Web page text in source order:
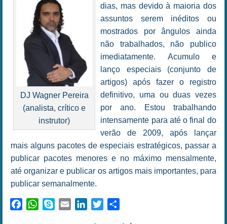
DJ Wagner Pereira
(analista, crítico e
instrutor)
dias, mas devido à maioria dos
assuntos serem inéditos ou
mostrados por ângulos ainda
não trabalhados, não publico
imediatamente. Acumulo e
lanço especiais (conjunto de
artigos) após fazer o registro
definitivo, uma ou duas vezes
por ano. Estou trabalhando
intensamente para até o final do
verão de 2009, após lançar
mais alguns pacotes de especiais estratégicos, passar a
publicar pacotes menores e no máximo mensalmente,
até organizar e publicar os artigos mais importantes, para
publicar semanalmente.
FacebookWhatsApp
Skype Email LinkedInTwitter